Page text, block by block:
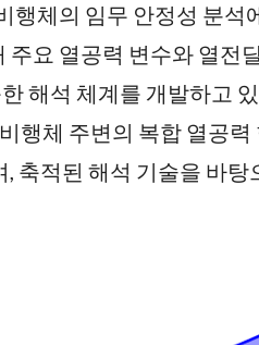
행체의 임무 안정성 분
요 열공력 변수와 열전
해석 체계를 개발하고
행체 주변의 복합 열공
축적된 해석 기술을 바